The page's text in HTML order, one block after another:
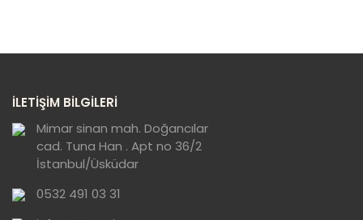
görüntülenemiyor.
Ürün açıklamasında eksik bilgiler bulunuyor.
Ürün bilgilerinde hatalar bulunuyor.
Ürün fiyatı diğer sitelerden daha pahalı.
Bu ürüne benzer farklı alternatifler olmalı.
İLETİŞİM BİLGİLERİ
Mimar sinan mah. Doğancılar
cad. Tuna Han . Apt no 36/2
İstanbul/Üsküdar
0532 491 03 31